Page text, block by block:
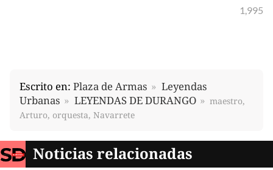
1,995
Escrito en: Plaza de Armas
Leyendas
Urbanas
LEYENDAS DE DURANGO
maestro,
Arturo, orquesta, Navarrete
Noticias relacionadas